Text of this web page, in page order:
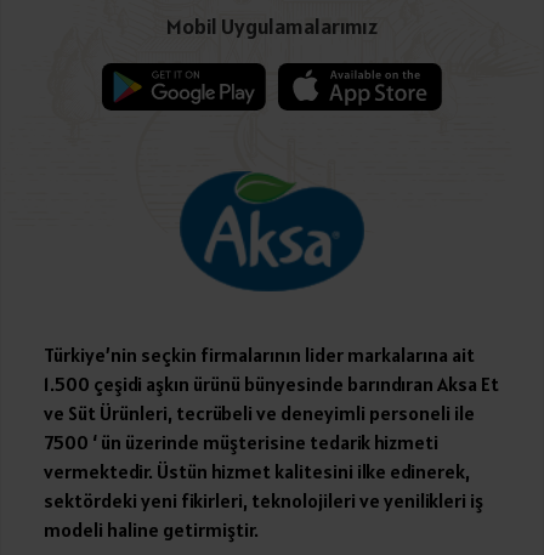
Mobil Uygulamalarımız
Türkiye’nin seçkin firmalarının lider markalarına ait
1.500 çeşidi aşkın ürünü bünyesinde barındıran Aksa Et
ve Süt Ürünleri, tecrübeli ve deneyimli personeli ile
7500 ‘ ün üzerinde müşterisine tedarik hizmeti
vermektedir. Üstün hizmet kalitesini ilke edinerek,
sektördeki yeni fikirleri, teknolojileri ve yenilikleri iş
modeli haline getirmiştir.